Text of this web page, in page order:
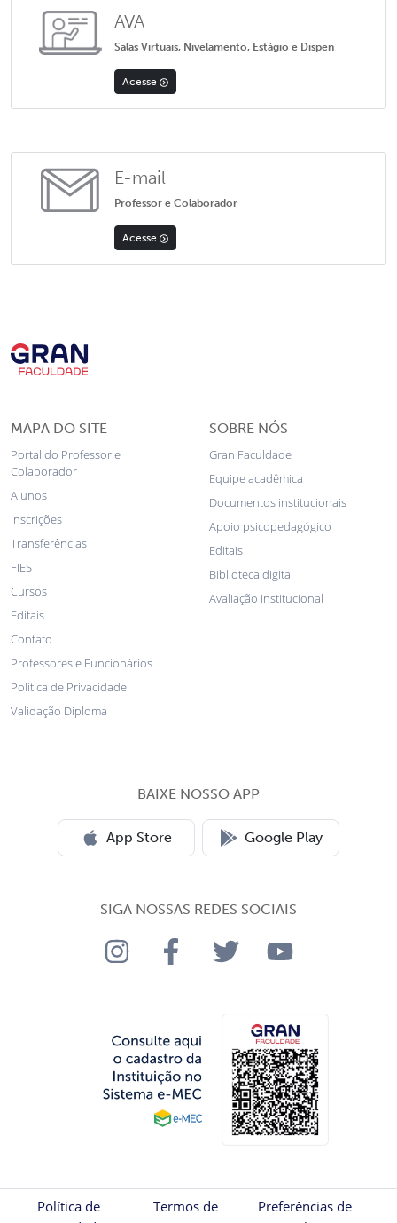
AVA
Salas Virtuais, Nivelamento, Estágio e Dispen
Acesse
E-mail
Professor e Colaborador
Acesse
MAPA DO SITE
Portal do Professor e
Colaborador
Alunos
Inscrições
Transferências
FIES
Cursos
Editais
Contato
Professores e Funcionários
Política de Privacidade
Validação Diploma
SOBRE NÓS
Gran Faculdade
Equipe acadêmica
Documentos institucionais
Apoio psicopedagógico
Editais
Biblioteca digital
Avaliação institucional
BAIXE NOSSO APP
App Store Google Play
SIGA NOSSAS REDES SOCIAIS
Política de
Termos de
Preferências de